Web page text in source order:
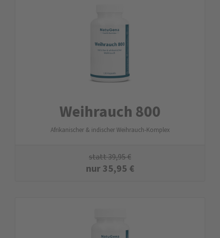
Weihrauch 800
Afrikanischer & indischer Weihrauch-Komplex
statt39,95€
nur35,95 €